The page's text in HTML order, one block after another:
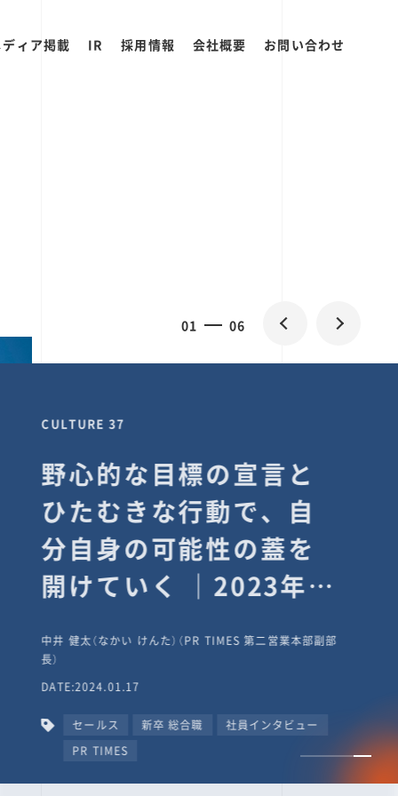
ィア掲載 IR 採用情報 会社概要 お問い合わせ
01 06
CULTURE 37
野心的な目標の宣言と
ひたむきな行動で、自
分自身の可能性の蓋を
開けていく ｜2023年度
タビュー #PR
TIMESな人たち
中井 健太（なかい けんた）（PR TIMES 第二営業本部副部
長）
DATE:2024.01.17
セールス 新卒 総合職
社員インタビュー
PR TIMES